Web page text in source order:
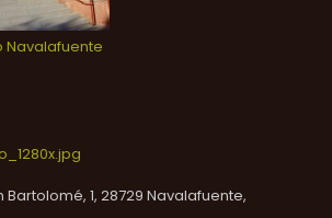
Navalafuente
Bartolomé, 1, 28729 Navalafuente,